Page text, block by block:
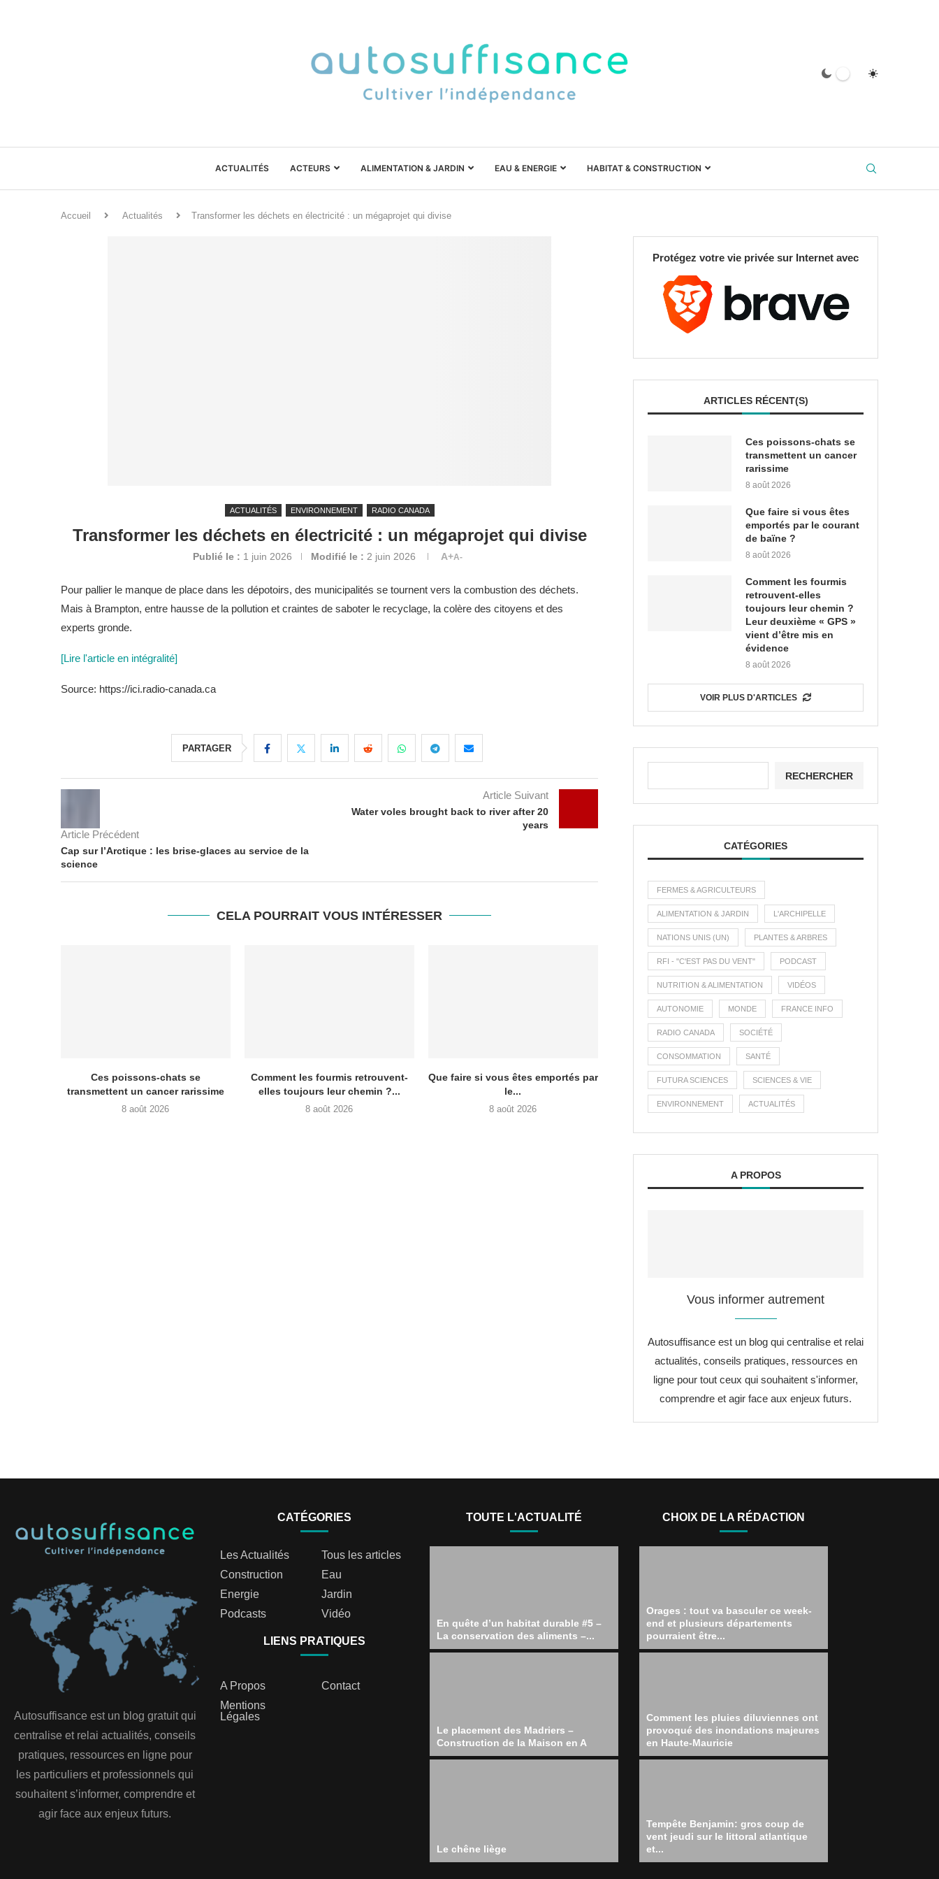
ACTUALITÉS ACTEURS ALIMENTATION & JARDIN EAU & ENERGIE HABITAT & CONSTRUCTION
Accueil Actualités Transformer les déchets en électricité : un mégaprojet qui divise
ACTUALITÉS ENVIRONNEMENT RADIO CANADA
Transformer les déchets en électricité : un mégaprojet qui divise
Publié le : 1 juin 2026 Modifié le : 2 juin 2026 A+A-
Pour pallier le manque de place dans les dépotoirs, des municipalités se tournent vers la combustion des déchets.
Mais à Brampton, entre hausse de la pollution et craintes de saboter le recyclage, la colère des citoyens et des
experts gronde.
[Lire l'article en intégralité]
Source: https://ici.radio-canada.ca
PARTAGER
Article Précédent
Cap sur l’Arctique : les brise-glaces au service de la
science
Article Suivant
Water voles brought back to river after 20
years
CELA POURRAIT VOUS INTÉRESSER
Ces poissons-chats se
transmettent un cancer rarissime
8 août 2026
Comment les fourmis retrouvent-
elles toujours leur chemin ?...
8 août 2026
Que faire si vous êtes emportés par
le...
8 août 2026
Protégez votre vie privée sur Internet avec
ARTICLES RÉCENT(S)
Ces poissons-chats se
transmettent un cancer
rarissime
8 août 2026
Que faire si vous êtes
emportés par le courant
de baïne ?
8 août 2026
Comment les fourmis
retrouvent-elles
toujours leur chemin ?
Leur deuxième « GPS »
vient d’être mis en
évidence
8 août 2026
VOIR PLUS D'ARTICLES
RECHERCHER
CATÉGORIES
FERMES & AGRICULTEURS
ALIMENTATION & JARDIN L'ARCHIPELLE
NATIONS UNIS (UN) PLANTES & ARBRES
RFI - "C'EST PAS DU VENT" PODCAST
NUTRITION & ALIMENTATION VIDÉOS
AUTONOMIE MONDE FRANCE INFO
RADIO CANADA SOCIÉTÉ
CONSOMMATION SANTÉ
FUTURA SCIENCES SCIENCES & VIE
ENVIRONNEMENT ACTUALITÉS
A PROPOS
Vous informer autrement
Autosuffisance est un blog qui centralise et relai
actualités, conseils pratiques, ressources en
ligne pour tout ceux qui souhaitent s'informer,
comprendre et agir face aux enjeux futurs.
Autosuffisance est un blog gratuit qui
centralise et relai actualités, conseils
pratiques, ressources en ligne pour
les particuliers et professionnels qui
souhaitent s’informer, comprendre et
agir face aux enjeux futurs.
CATÉGORIES
Les Actualités
Tous les articles
Construction
Eau
Energie
Jardin
Podcasts
Vidéo
LIENS PRATIQUES
A Propos
Contact
Mentions
Légales
TOUTE L'ACTUALITÉ
En quête d’un habitat durable #5 –
La conservation des aliments –...
Le placement des Madriers –
Construction de la Maison en A
Le chêne liège
CHOIX DE LA RÉDACTION
Orages : tout va basculer ce week-
end et plusieurs départements
pourraient être...
Comment les pluies diluviennes ont
provoqué des inondations majeures
en Haute-Mauricie
Tempête Benjamin: gros coup de
vent jeudi sur le littoral atlantique
et...